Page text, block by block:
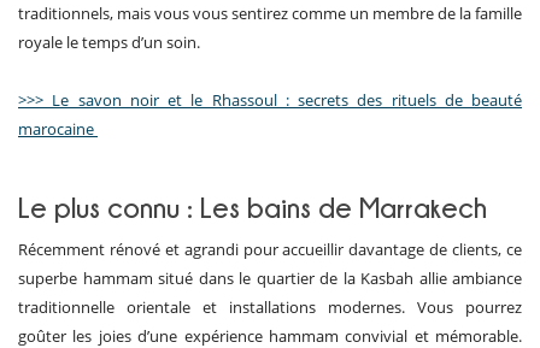
traditionnels, mais vous vous sentirez comme un membre de la famille
royale le temps d’un soin.
>>> Le savon noir et le Rhassoul : secrets des rituels de beauté
marocaine
Le plus connu : Les bains de Marrakech
Récemment rénové et agrandi pour accueillir davantage de clients, ce
superbe hammam situé dans le quartier de la Kasbah allie ambiance
traditionnelle orientale et installations modernes. Vous pourrez
goûter les joies d’une expérience hammam convivial et mémorable.